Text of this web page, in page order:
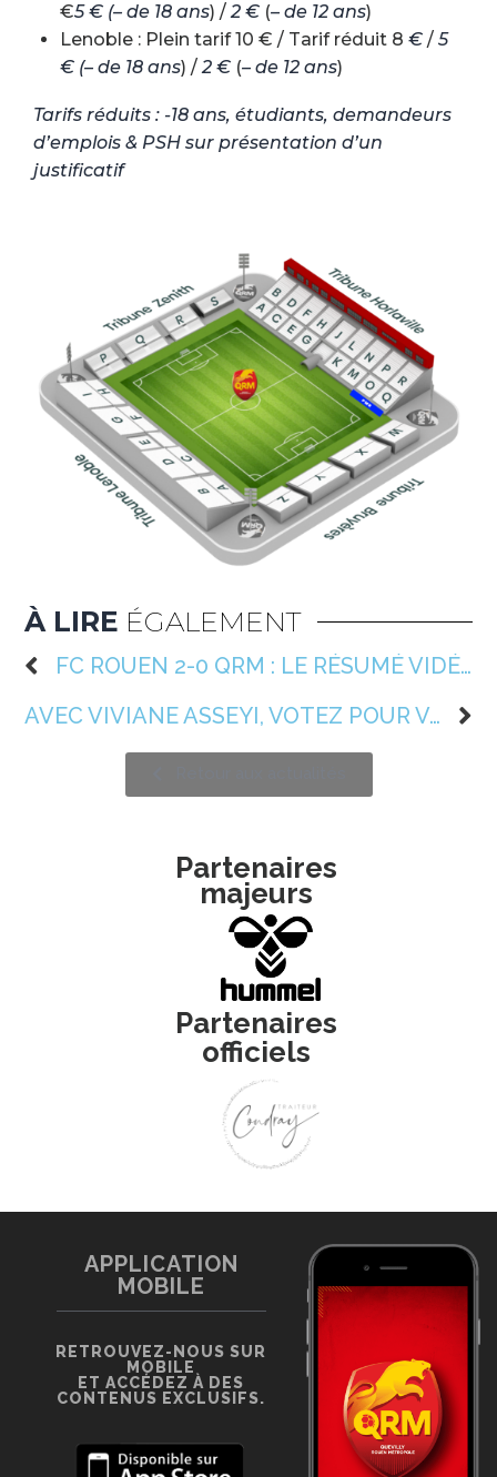
€5 € (– de 18 ans) /2 € (– de 12 ans)
Lenoble : Plein tarif 10 € / Tarif réduit 8 € / 5
€ (– de 18 ans) /2 € (– de 12 ans)
Tarifs réduits : -18 ans, étudiants, demandeurs
d’emplois & PSH sur présentation d’un
justificatif
À LIRE ÉGALEMENT
FC ROUEN 2-0 QRM : LE RÉSUMÉ VIDÉO DU MATCH 🎥
AVEC VIVIANE ASSEYI, VOTEZ POUR VOTRE PATCH PRÉFÉRÉ 🤩
Partenaires
majeurs
Partenaires
officiels
APPLICATION
MOBILE
RETROUVEZ-NOUS SUR
MOBILE
ET ACCÉDEZ À DES
CONTENUS EXCLUSIFS.